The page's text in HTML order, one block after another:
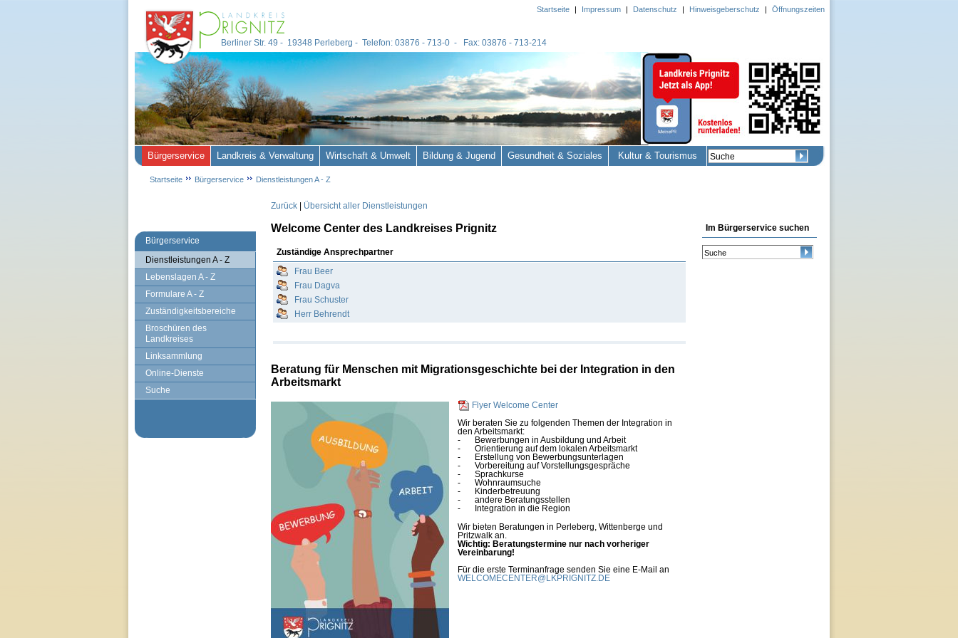
Bürgerservice
Dienstleistungen A - Z
Lebenslagen A - Z
Formulare A - Z
Zuständigkeitsbereiche
Broschüren des
Landkreises
Linksammlung
Online-Dienste
Suche
Zurück Übersicht aller Dienstleistungen
Welcome Center des Landkreises Prignitz
Zuständige Ansprechpartner
Frau Beer
Frau Dagva
Frau Schuster
Herr Behrendt
Beratung für Menschen mit Migrationsgeschichte bei der Integration in den
Arbeitsmarkt
Flyer Welcome Center
Wir beraten Sie zu folgenden Themen der Integration in
den Arbeitsmarkt:
-
Bewerbungen in Ausbildung und Arbeit
-
Orientierung auf dem lokalen Arbeitsmarkt
-
Erstellung von Bewerbungsunterlagen
-
Vorbereitung auf Vorstellungsgespräche
-
Sprachkurse
-
Wohnraumsuche
-
Kinderbetreuung
-
andere Beratungsstellen
-
Integration in die Region
Wir bieten Beratungen in Perleberg, Wittenberge und
Pritzwalk an.
Wichtig: Beratungstermine nur nach vorheriger
Vereinbarung!
Für die erste Terminanfrage senden Sie eine E-Mail an
WELCOMECENTER@LKPRIGNITZ.DE
Im Bürgerservice suchen
Berliner Str. 49 - 19348 Perleberg - Telefon: 03876 - 713-0 - Fax: 03876 - 713-214
Startseite | Impressum | Datenschutz | Hinweisgeberschutz | Öffnungszeiten
Bürgerservice Landkreis & Verwaltung Wirtschaft & Umwelt Bildung & Jugend Gesundheit & Soziales Kultur & Tourismus
Startseite Bürgerservice Dienstleistungen A - Z